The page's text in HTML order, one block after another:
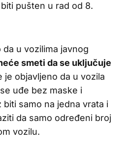
pušten u rad od 8.
da u vozilima javnog
smeti da se uključuje
je objavljeno da u vozila
uđe bez maske i
biti samo na jedna vrata i
da samo određeni broj
vozilu.